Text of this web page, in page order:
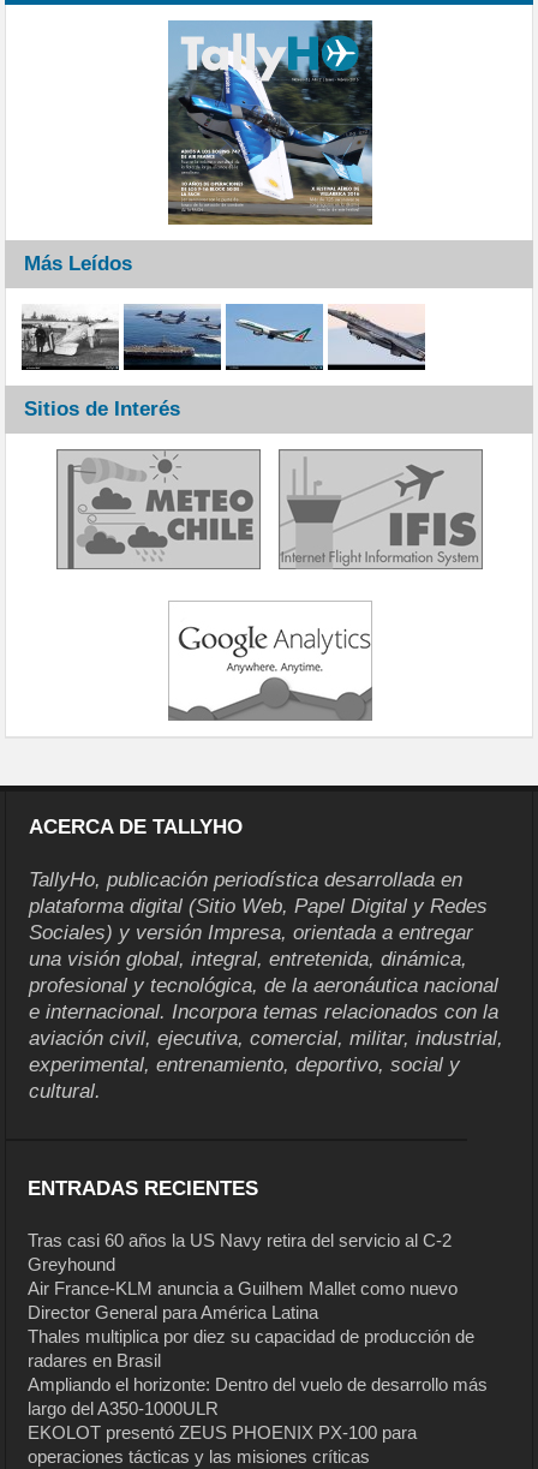
Más Leídos
Sitios de Interés
ACERCA DE TALLYHO
TallyHo, publicación periodística desarrollada en
plataforma digital (Sitio Web, Papel Digital y Redes
Sociales) y versión Impresa, orientada a entregar
una visión global, integral, entretenida, dinámica,
profesional y tecnológica, de la aeronáutica nacional
e internacional. Incorpora temas relacionados con la
aviación civil, ejecutiva, comercial, militar, industrial,
experimental, entrenamiento, deportivo, social y
cultural.
ENTRADAS RECIENTES
Tras casi 60 años la US Navy retira del servicio al C-2
Greyhound
Air France-KLM anuncia a Guilhem Mallet como nuevo
Director General para América Latina
Thales multiplica por diez su capacidad de producción de
radares en Brasil
Ampliando el horizonte: Dentro del vuelo de desarrollo más
largo del A350-1000ULR
EKOLOT presentó ZEUS PHOENIX PX-100 para
operaciones tácticas y las misiones críticas